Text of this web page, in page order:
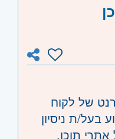
של לקוח
ת ניסיון